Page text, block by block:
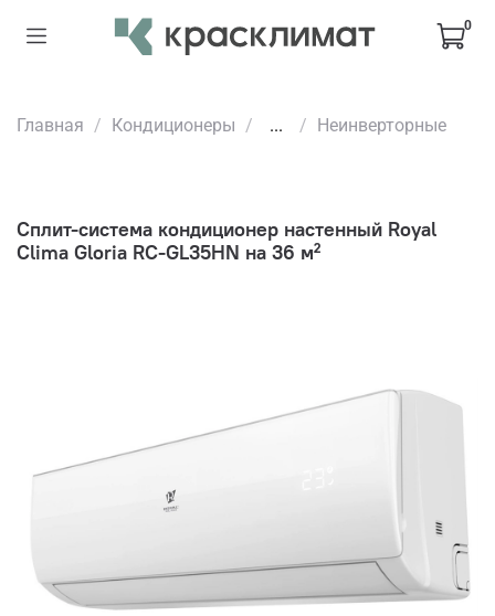
0
Главная Кондиционеры ... Неинверторные
Сплит-система кондиционер настенный Royal
Clima Gloria RC-GL35HN на 36 м²